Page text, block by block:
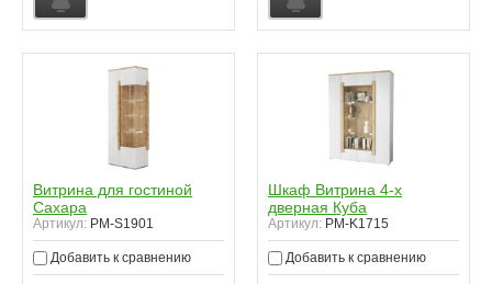
Витрина для гостиной
Сахара
Артикул: PM-S1901
Добавить к сравнению
Шкаф Витрина 4-х
дверная Куба
Артикул: PM-K1715
Добавить к сравнению